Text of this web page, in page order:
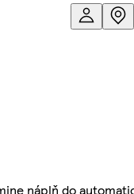
náplň do